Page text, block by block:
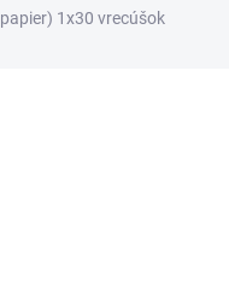
1x30 vrecúšok